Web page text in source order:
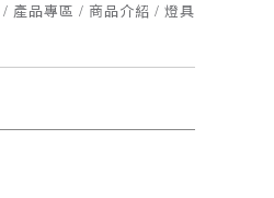
工特別專訪
產品專區 商品介紹 燈具